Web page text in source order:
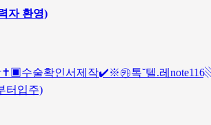
자 환영)
수술확인서제작✔️※㉸톡˘텔.레
터입주)